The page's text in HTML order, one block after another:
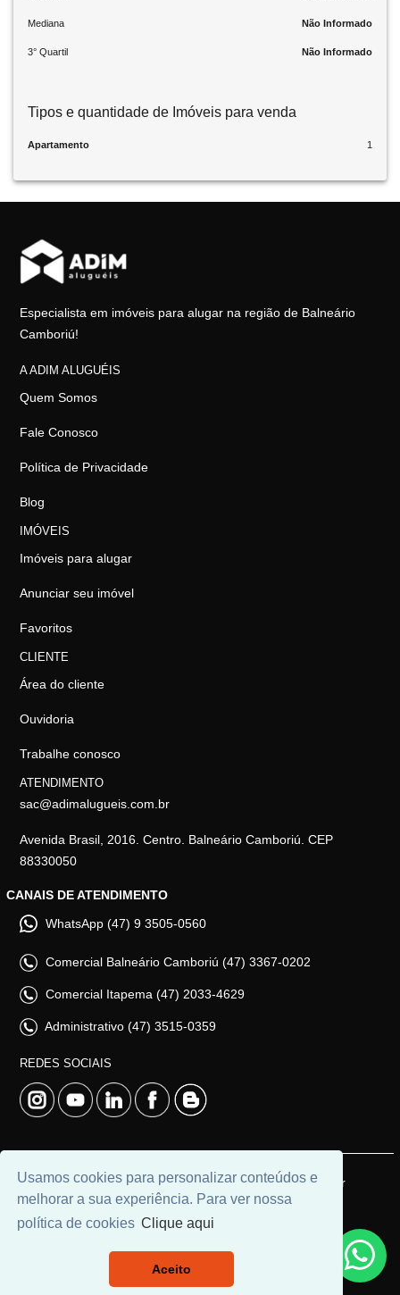
Usamos cookies para personalizar conteúdos e
melhorar a sua experiência. Para ver nossa
política de cookies Clique aqui
Aceito
Mediana Não Informado
3° Quartil Não Informado
Tipos e quantidade de Imóveis para venda
Apartamento 1
Especialista em imóveis para alugar na região de Balneário
Camboriú!
A ADIM ALUGUÉIS
Quem Somos
Fale Conosco
Política de Privacidade
Blog
IMÓVEIS
Imóveis para alugar
Anunciar seu imóvel
Favoritos
CLIENTE
Área do cliente
Ouvidoria
Trabalhe conosco
ATENDIMENTO
sac@adimalugueis.com.br
Avenida Brasil, 2016. Centro. Balneário Camboriú. CEP
88330050
CANAIS DE ATENDIMENTO
WhatsApp (47) 9 3505-0560
Comercial Balneário Camboriú (47) 3367-0202
Comercial Itapema (47) 2033-4629
Administrativo (47) 3515-0359
REDES SOCIAIS
© 2026 | Adim Aluguéis | CRECI: 3235J | Desenvolvido por
Universal Software.